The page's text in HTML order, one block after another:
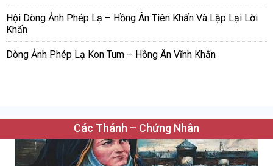
Hội Dòng Ảnh Phép Lạ – Hồng Ân Tiên Khấn Và Lặp Lại Lời
Khấn
Dòng Ảnh Phép Lạ Kon Tum – Hồng Ân Vĩnh Khấn
Các Thánh – Chứng Nhân